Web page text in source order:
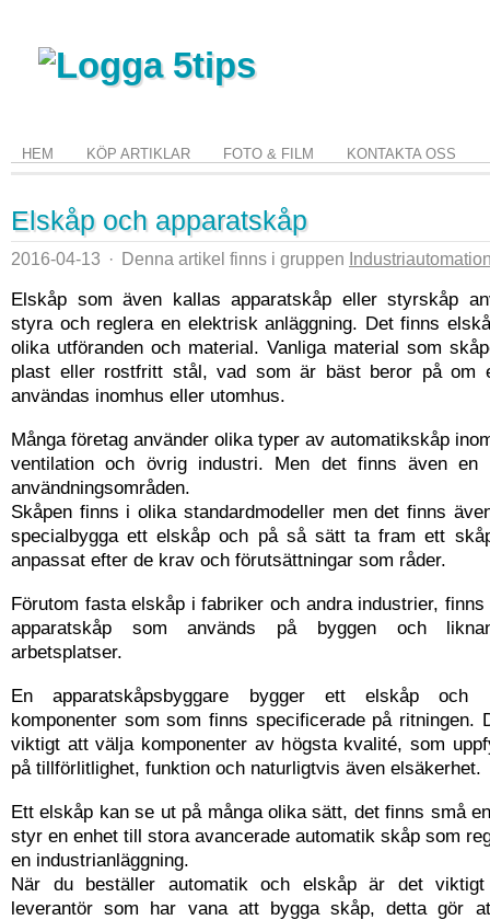
HEM KÖP ARTIKLAR FOTO & FILM KONTAKTA OSS
Elskåp och apparatskåp
2016-04-13 · Denna artikel finns i gruppen
Elskåp som även kallas apparatskåp eller styrskåp
styra och reglera en elektrisk anläggning. Det finns
olika utföranden och material. Vanliga material som
plast eller rostfritt stål, vad som är bäst beror på om
användas inomhus eller utomhus.
Många företag använder olika typer av automatikskåp
ventilation och övrig industri. Men det finns även en
användningsområden.
Skåpen finns i olika standardmodeller men det finns
specialbygga ett elskåp och på så sätt ta fram ett
anpassat efter de krav och förutsättningar som råder.
Förutom fasta elskåp i fabriker och andra industrier, finns
apparatskåp som används på byggen och
arbetsplatser.
En apparatskåpsbyggare bygger ett elskåp och
komponenter som som finns specificerade på ritningen.
viktigt att välja komponenter av högsta kvalité, som
på tillförlitlighet, funktion och naturligtvis även elsäkerhet.
Ett elskåp kan se ut på många olika sätt, det finns små
styr en enhet till stora avancerade automatik skåp som
en industrianläggning.
När du beställer automatik och elskåp är det
leverantör som har vana att bygga skåp, detta gör